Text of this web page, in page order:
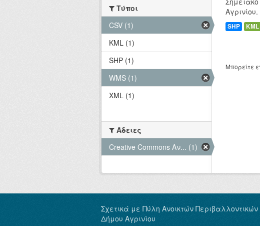
SHP KML
Μπορείτε
Τύποι
CSV (1)
KML (1)
SHP (1)
WMS (1)
XML (1)
Άδειες
Creative Commons Αν... (1)
Σχετικά με Πύλη Ανοικτών
Δήμου Αγρινίου